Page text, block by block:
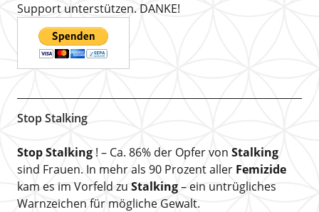
Support unterstützen. DANKE!
Stop Stalking
Stop Stalking! – Ca. 86% der Opfer von Stalking
sind Frauen. In mehr als 90 Prozent aller Femizide
kam es im Vorfeld zu Stalking– ein untrügliches
Warnzeichen für mögliche Gewalt.